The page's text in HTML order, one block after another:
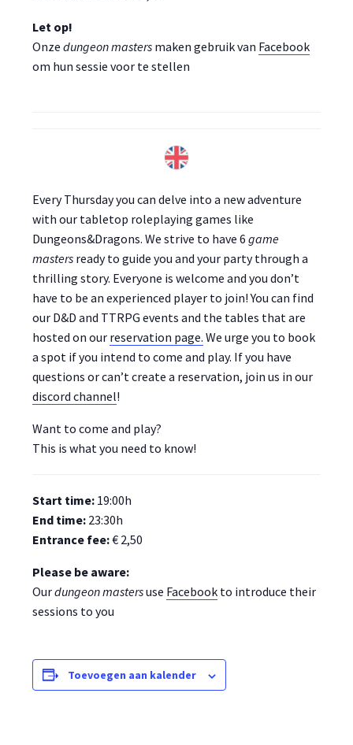
Let op!
Onze dungeon masters maken gebruik van Facebook
om hun sessie voor te stellen
Every Thursday you can delve into a new adventure
with our tabletop roleplaying games like
Dungeons&Dragons. We strive to have 6 game
masters ready to guide you and your party through a
thrilling story. Everyone is welcome and you don’t
have to be an experienced player to join! You can find
our D&D and TTRPG events and the tables that are
hosted on our reservation page. We urge you to book
a spot if you intend to come and play. If you have
questions or can’t create a reservation, join us in our
discord channel!
Want to come and play?
This is what you need to know!
Start time: 19:00h
End time: 23:30h
Entrance fee:€ 2,50
Please be aware:
Ourdungeonmastersuse Facebook to introduce their
sessions to you
Toevoegen aan kalender